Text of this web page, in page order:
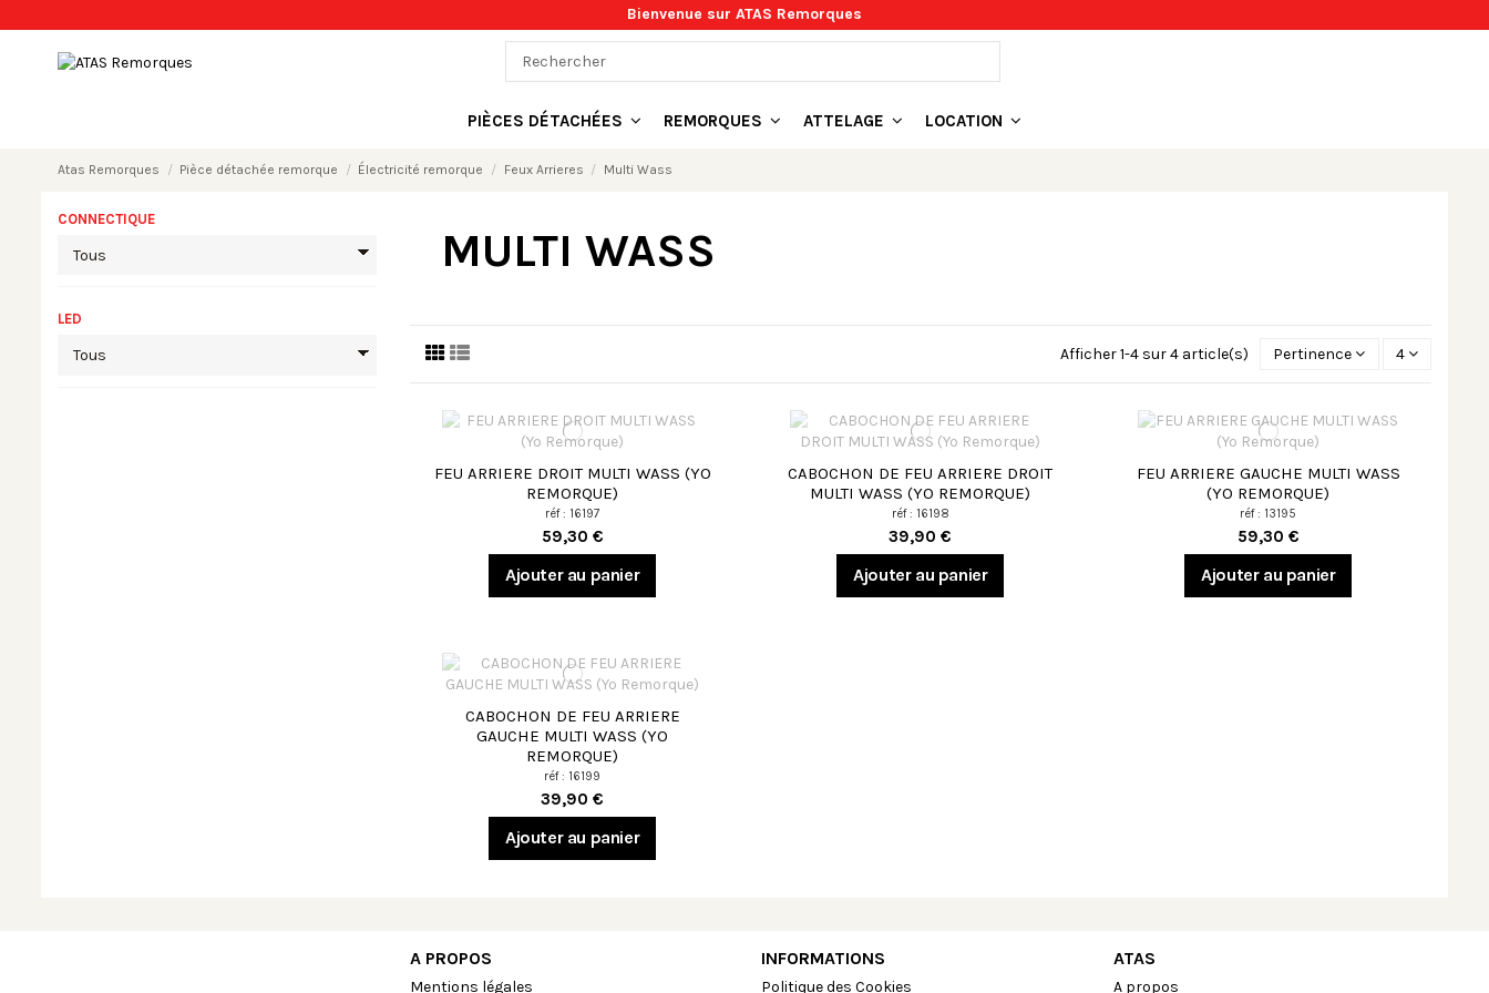
Bienvenue sur ATAS Remorques
PIÈCES DÉTACHÉES REMORQUES ATTELAGE LOCATION
Atas Remorques Pièce détachée remorque Électricité remorque Feux Arrieres Multi Wass
MULTI WASS
Afficher 1-4 sur 4 article(s) Pertinence 4
FEU ARRIERE DROIT MULTI WASS (YO
REMORQUE)
réf : 16197
59,30 €
Ajouter au panier
CABOCHON DE FEU ARRIERE DROIT
MULTI WASS (YO REMORQUE)
réf : 16198
39,90 €
Ajouter au panier
FEU ARRIERE GAUCHE MULTI WASS
(YO REMORQUE)
réf : 13195
59,30 €
Ajouter au panier
CABOCHON DE FEU ARRIERE
GAUCHE MULTI WASS (YO
REMORQUE)
réf : 16199
39,90 €
Ajouter au panier
CONNECTIQUE
LED
A PROPOS
Mentions légales
INFORMATIONS
Politique des Cookies
ATAS
A propos